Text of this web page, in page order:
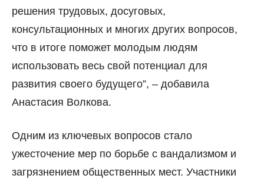
решения трудовых, досуговых,
консультационных и многих других вопросов,
что в итоге поможет молодым людям
использовать весь свой потенциал для
развития своего будущего”, – добавила
Анастасия Волкова.
Одним из ключевых вопросов стало
ужесточение мер по борьбе с вандализмом и
загрязнением общественных мест. Участники